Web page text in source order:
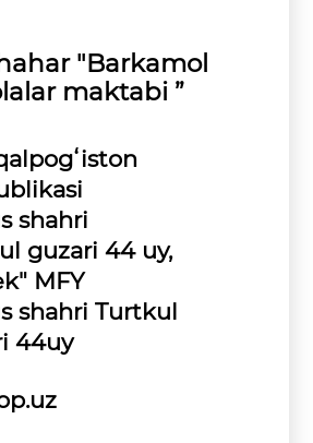
"Barkamol
maktabi ”
shahri
guzari 44 uy,
MFY
shahri Turtkul
44uy